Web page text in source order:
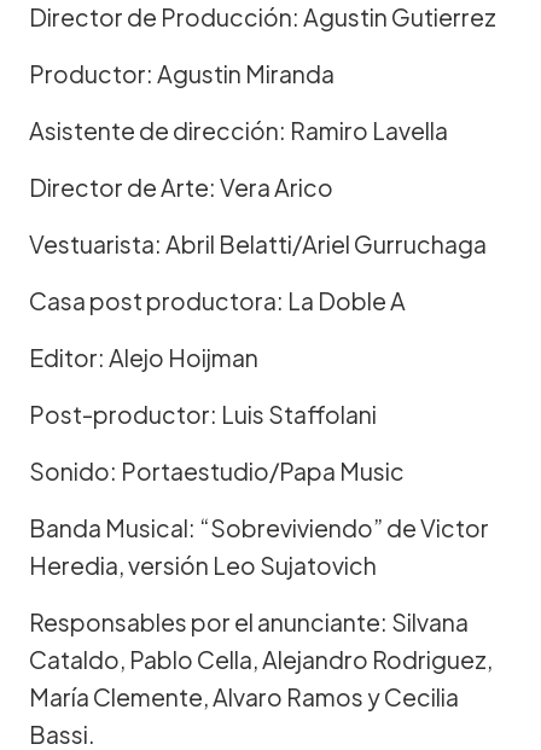
Director de Producción: Agustin Gutierrez
Productor: Agustin Miranda
Asistente de dirección: Ramiro Lavella
Director de Arte: Vera Arico
Vestuarista: Abril Belatti/Ariel Gurruchaga
Casa post productora: La Doble A
Editor: Alejo Hoijman
Post-productor: Luis Staffolani
Sonido: Portaestudio/Papa Music
Banda Musical: “Sobreviviendo” de Victor
Heredia, versión Leo Sujatovich
Responsables por el anunciante: Silvana
Cataldo, Pablo Cella, Alejandro Rodriguez,
María Clemente, Alvaro Ramos y Cecilia
Bassi.